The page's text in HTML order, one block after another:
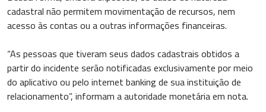
cadastral não permitem movimentação de recursos, nem
acesso às contas ou a outras informações financeiras.
“As pessoas que tiveram seus dados cadastrais obtidos a
partir do incidente serão notificadas exclusivamente por meio
do aplicativo ou pelo internet banking de sua instituição de
relacionamento”, informam a autoridade monetária em nota.